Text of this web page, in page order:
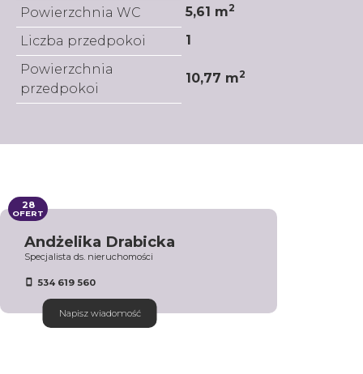
Powierzchnia WC
5,61 m2
Liczba przedpokoi
1
Powierzchnia
przedpokoi
10,77 m2
Andżelika Drabicka
Specjalista ds. nieruchomości
534 619 560
Napisz wiadomość
28
OFERT